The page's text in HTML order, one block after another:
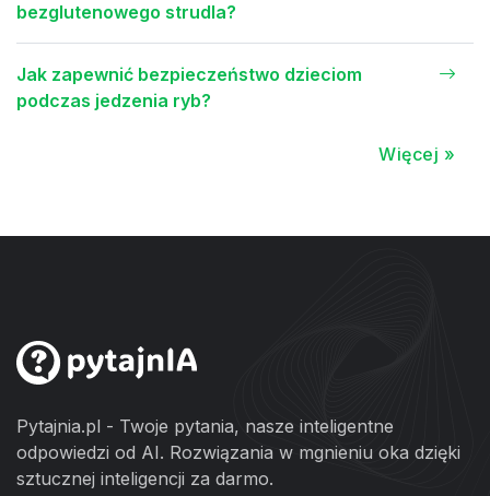
bezglutenowego strudla?
Jak zapewnić bezpieczeństwo dzieciom
podczas jedzenia ryb?
Więcej »
Pytajnia.pl - Twoje pytania, nasze inteligentne
odpowiedzi od AI. Rozwiązania w mgnieniu oka dzięki
sztucznej inteligencji za darmo.